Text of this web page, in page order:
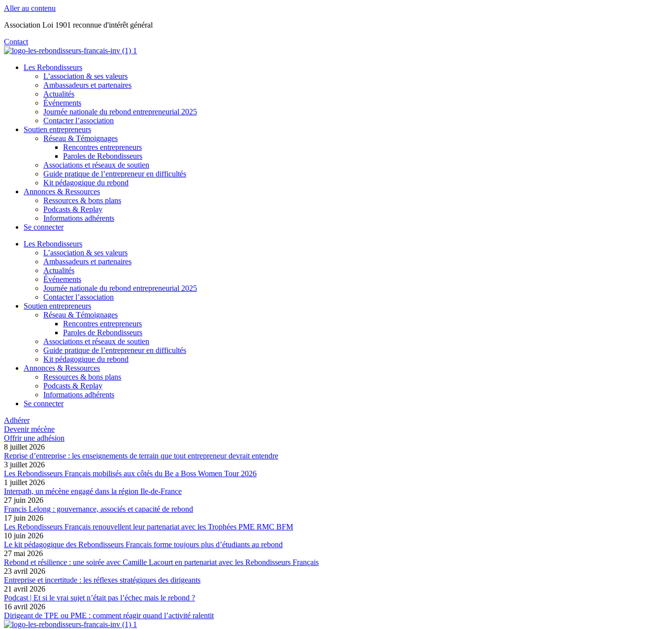
Aller au contenu
Association Loi 1901 reconnue d'intérêt général
Contact
Les Rebondisseurs
L’association & ses valeurs
Ambassadeurs et partenaires
Actualités
Événements
Journée nationale du rebond entrepreneurial 2025
Contacter l’association
Soutien entrepreneurs
Réseau & Témoignages
Rencontres entrepreneurs
Paroles de Rebondisseurs
Associations et réseaux de soutien
Guide pratique de l’entrepreneur en difficultés
Kit pédagogique du rebond
Annonces & Ressources
Ressources & bons plans
Podcasts & Replay
Informations adhérents
Se connecter
Les Rebondisseurs
L’association & ses valeurs
Ambassadeurs et partenaires
Actualités
Événements
Journée nationale du rebond entrepreneurial 2025
Contacter l’association
Soutien entrepreneurs
Réseau & Témoignages
Rencontres entrepreneurs
Paroles de Rebondisseurs
Associations et réseaux de soutien
Guide pratique de l’entrepreneur en difficultés
Kit pédagogique du rebond
Annonces & Ressources
Ressources & bons plans
Podcasts & Replay
Informations adhérents
Se connecter
Adhérer
Devenir mécène
Offrir une adhésion
8 juillet 2026
Reprise d’entreprise : les enseignements de terrain que tout entrepreneur devrait entendre
3 juillet 2026
Les Rebondisseurs Français mobilisés aux côtés du Be a Boss Women Tour 2026
1 juillet 2026
Interpath, un mécène engagé dans la région Ile-de-France
27 juin 2026
Francis Lelong : gouvernance, associés et capacité de rebond
17 juin 2026
Les Rebondisseurs Français renouvellent leur partenariat avec les Trophées PME RMC BFM
10 juin 2026
Le kit pédagogique des Rebondisseurs Français forme toujours plus d’étudiants au rebond
27 mai 2026
Rebond et résilience : une soirée avec Camille Lacourt en partenariat avec les Rebondisseurs Français
23 avril 2026
Entreprise et incertitude : les réflexes stratégiques des dirigeants
21 avril 2026
Podcast | Et si le vrai sujet n’était pas l’échec mais le rebond ?
16 avril 2026
Dirigeant de TPE ou PME : comment réagir quand l’activité ralentit